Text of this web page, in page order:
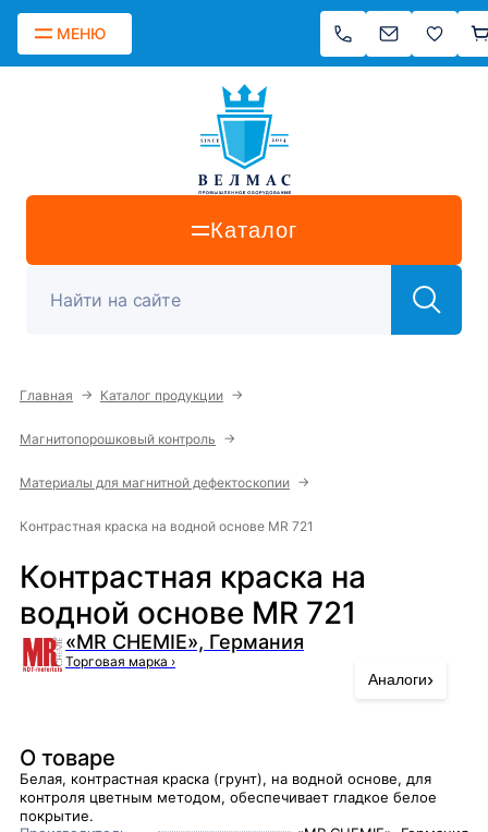
МЕНЮ
Каталог
Главная → Каталог продукции →
Магнитопорошковый контроль →
Материалы для магнитной дефектоскопии →
Контрастная краска на водной основе MR 721
Контрастная краска на
водной основе MR 721
«MR CHEMIE», Германия
Торговая марка ›
Аналоги›
О товаре
Белая, контрастная краска (грунт), на водной основе, для
контроля цветным методом, обеспечивает гладкое белое
покрытие.